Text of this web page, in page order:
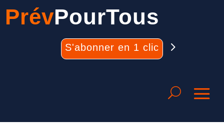
PrévPourTous
S'abonner en 1 clic